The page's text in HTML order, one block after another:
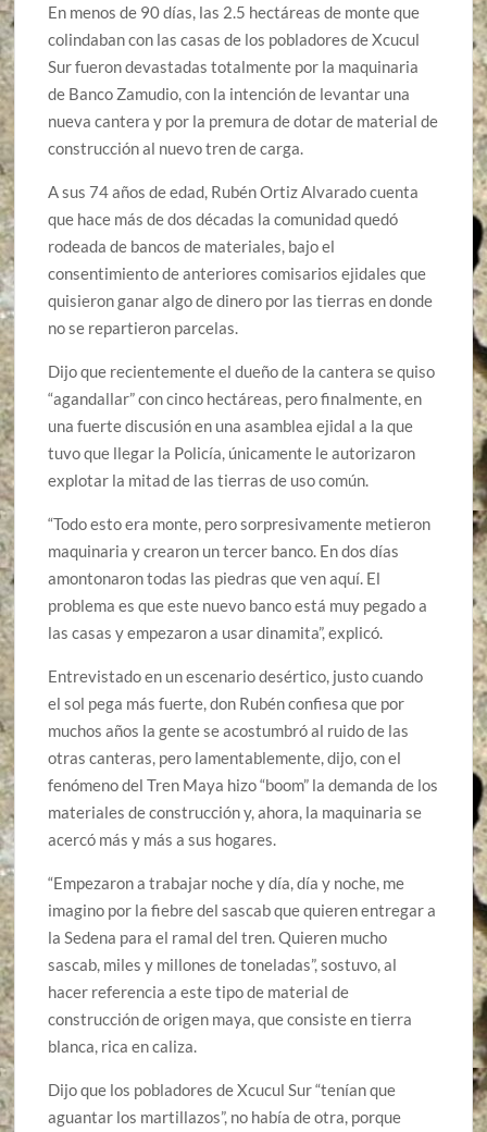
En menos de 90 días, las 2.5 hectáreas de monte que
colindaban con las casas de los pobladores de Xcucul
Sur fueron devastadas totalmente por la maquinaria
de Banco Zamudio, con la intención de levantar una
nueva cantera y por la premura de dotar de material de
construcción al nuevo tren de carga.
A sus 74 años de edad, Rubén Ortiz Alvarado cuenta
que hace más de dos décadas la comunidad quedó
rodeada de bancos de materiales, bajo el
consentimiento de anteriores comisarios ejidales que
quisieron ganar algo de dinero por las tierras en donde
no se repartieron parcelas.
Dijo que recientemente el dueño de la cantera se quiso
“agandallar” con cinco hectáreas, pero finalmente, en
una fuerte discusión en una asamblea ejidal a la que
tuvo que llegar la Policía, únicamente le autorizaron
explotar la mitad de las tierras de uso común.
“Todo esto era monte, pero sorpresivamente metieron
maquinaria y crearon un tercer banco. En dos días
amontonaron todas las piedras que ven aquí. El
problema es que este nuevo banco está muy pegado a
las casas y empezaron a usar dinamita”, explicó.
Entrevistado en un escenario desértico, justo cuando
el sol pega más fuerte, don Rubén confiesa que por
muchos años la gente se acostumbró al ruido de las
otras canteras, pero lamentablemente, dijo, con el
fenómeno del Tren Maya hizo “boom” la demanda de los
materiales de construcción y, ahora, la maquinaria se
acercó más y más a sus hogares.
“Empezaron a trabajar noche y día, día y noche, me
imagino por la fiebre del sascab que quieren entregar a
la Sedena para el ramal del tren. Quieren mucho
sascab, miles y millones de toneladas”, sostuvo, al
hacer referencia a este tipo de material de
construcción de origen maya, que consiste en tierra
blanca, rica en caliza.
Dijo que los pobladores de Xcucul Sur “tenían que
aguantar los martillazos”, no había de otra, porque